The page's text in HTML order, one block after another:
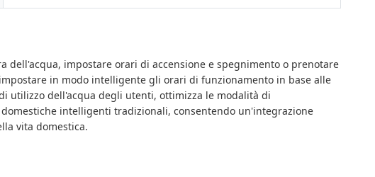
impostare orari di accensione e spegnimento o prenotare
in modo intelligente gli orari di funzionamento in base alle
utilizzo dell'acqua degli utenti, ottimizza le modalità di
intelligenti tradizionali, consentendo un'integrazione
vita domestica.